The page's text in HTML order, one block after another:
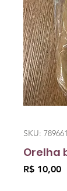
SKU:
Orelha
R$ 10,00